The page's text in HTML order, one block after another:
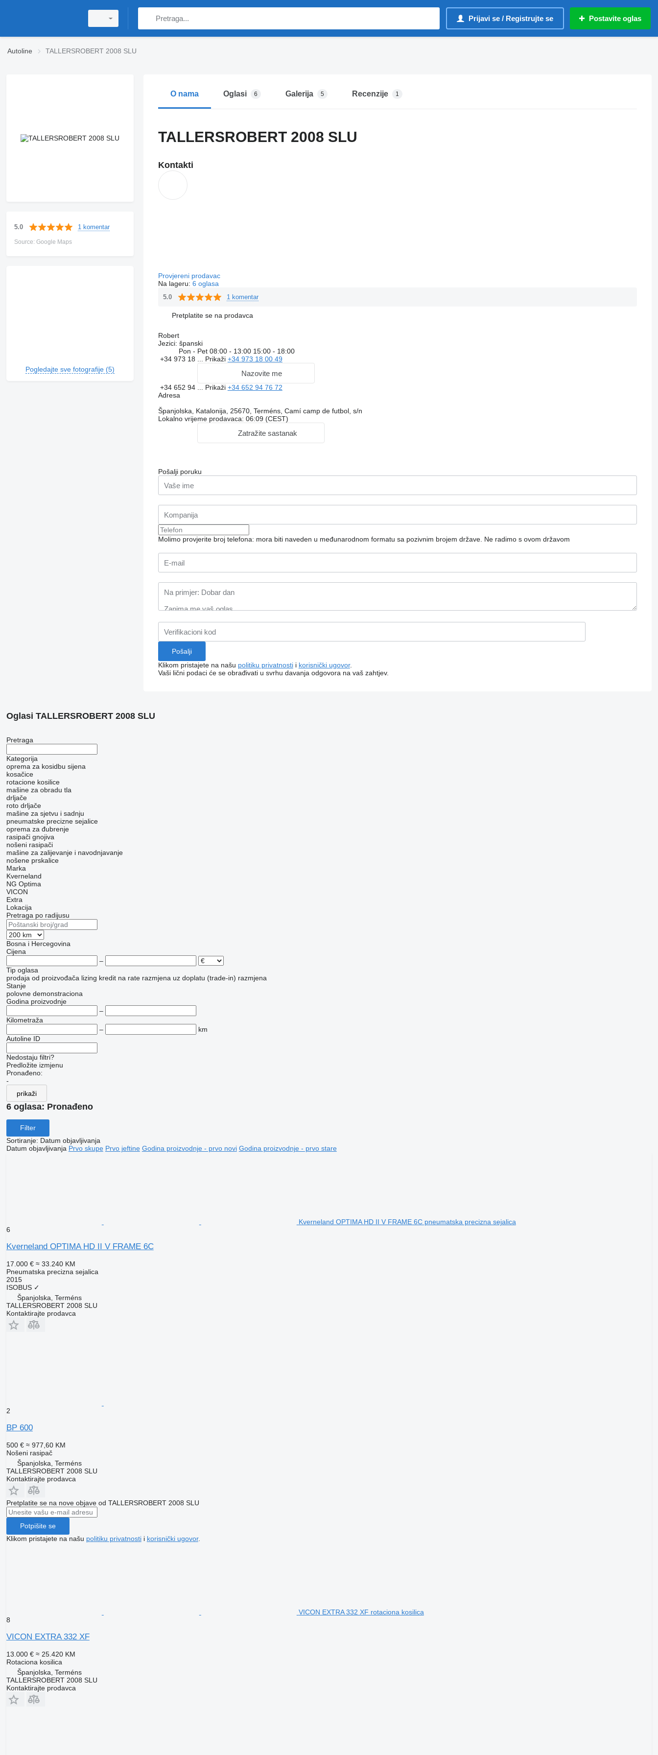
Prijavi se / Registrujte se Postavite oglas
Autoline TALLERSROBERT 2008 SLU
5.0 1 komentar
Source: Google Maps
Pogledajte sve fotografije (5)
O nama Oglasi 6 Galerija 5 Recenzije 1
TALLERSROBERT 2008 SLU
Kontakti
Provjereni prodavac
Na lageru: 6 oglasa
5.0 1 komentar
Pretplatite se na prodavca
Robert
Jezici: španski
Pon - Pet 08:00 - 13:00 15:00 - 18:00
+34 973 18 ... Prikaži +34 973 18 00 49
Nazovite me
+34 652 94 ... Prikaži +34 652 94 76 72
Adresa
Španjolska, Katalonija, 25670, Terméns, Camí camp de futbol, s/n
Lokalno vrijeme prodavaca: 06:09 (CEST)
Zatražite sastanak
Pošalji poruku
Molimo provjerite broj telefona: mora biti naveden u međunarodnom formatu sa pozivnim brojem države. Ne radimo s ovom državom
Klikom pristajete na našu politiku privatnostii korisnički ugovor.
Vaši lični podaci će se obrađivati ​​u svrhu davanja odgovora na vaš zahtjev.
Oglasi TALLERSROBERT 2008 SLU
Pretraga
Kategorija
oprema za kosidbu sijena
kosačice
rotacione kosilice
mašine za obradu tla
drljače
roto drljače
mašine za sjetvu i sadnju
pneumatske precizne sejalice
oprema za đubrenje
rasipači gnojiva
nošeni rasipači
mašine za zaliјеvanje i navodnjavanje
nošene prskalice
Marka
Kverneland
NG Optima
VICON
Extra
Lokacija
Pretraga po radijusu
Bosna i Hercegovina
Cijena
–
Tip oglasa
prodaja od proizvođača lizing kredit na rate razmjena uz doplatu (trade-in) razmjena
Stanje
polovne demonstraciona
Godina proizvodnje
–
Kilometraža
–
km
Autoline ID
Nedostaju filtri?
Predložite izmjenu
Pronađeno:
-
prikaži
6 oglasa: Pronađeno
Filter
Sortiranje: Datum objavljivanja
Datum objavljivanja Prvo skupe Prvo jeftine Godina proizvodnje - prvo novi Godina proizvodnje - prvo stare
Kverneland OPTIMA HD II V FRAME 6C pneumatska precizna sejalica
6
Kverneland OPTIMA HD II V FRAME 6C
17.000 € ≈ 33.240 KM
Pneumatska precizna sejalica
2015
ISOBUS ✓
Španjolska, Terméns
TALLERSROBERT 2008 SLU
Kontaktirajte prodavca
2
BP 600
500 € ≈ 977,60 KM
Nošeni rasipač
Španjolska, Terméns
TALLERSROBERT 2008 SLU
Kontaktirajte prodavca
Pretplatite se na nove objave od TALLERSROBERT 2008 SLU
Potpišite se
Klikom pristajete na našu politiku privatnostii korisnički ugovor.
VICON EXTRA 332 XF rotaciona kosilica
8
VICON EXTRA 332 XF
13.000 € ≈ 25.420 KM
Rotaciona kosilica
Španjolska, Terméns
TALLERSROBERT 2008 SLU
Kontaktirajte prodavca